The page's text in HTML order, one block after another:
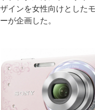
ザインを女性向けとした
ーが企画した。